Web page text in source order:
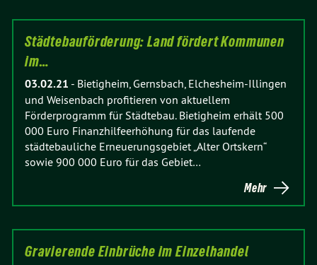
Städtebauförderung: Land fördert Kommunen
im…
03.02.21 - Bietigheim, Gernsbach, Elchesheim-Illingen
und Weisenbach profitieren von aktuellem
Förderprogramm für Städtebau. Bietigheim erhält 500
000 Euro Finanzhilfeerhöhung für das laufende
städtebauliche Erneuerungsgebiet „Alter Ortskern“
sowie 900 000 Euro für das Gebiet…
Mehr
Gravierende Einbrüche im Einzelhandel